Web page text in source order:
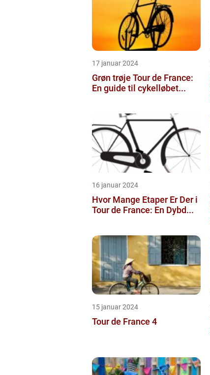
17 januar 2024
Grøn trøje Tour de France:
En guide til cykelløbet...
16 januar 2024
Hvor Mange Etaper Er Der i
Tour de France: En Dybd...
15 januar 2024
Tour de France 4